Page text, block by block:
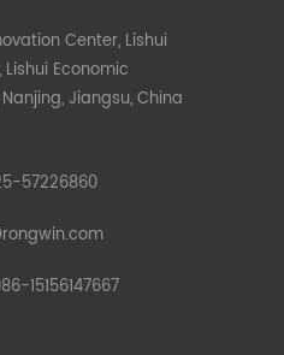
Center, Lishui
Economic
Jiangsu, China
57226860
15156147667